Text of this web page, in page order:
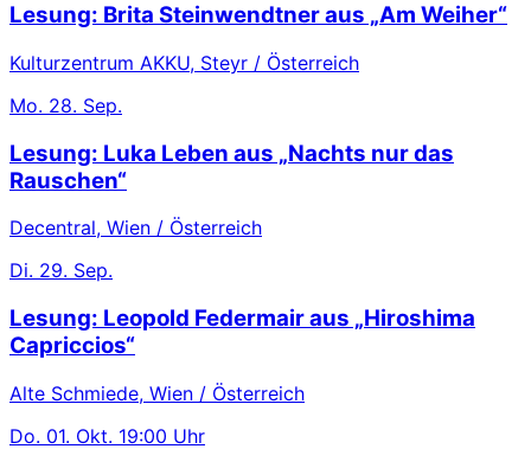
Lesung: Brita Steinwendtner aus „Am Weiher“
Kulturzentrum AKKU, Steyr / Österreich
Mo. 28. Sep.
Lesung: Luka Leben aus „Nachts nur das
Rauschen“
Decentral, Wien / Österreich
Di. 29. Sep.
Lesung: Leopold Federmair aus „Hiroshima
Capriccios“
Alte Schmiede, Wien / Österreich
Do. 01. Okt. 19:00 Uhr